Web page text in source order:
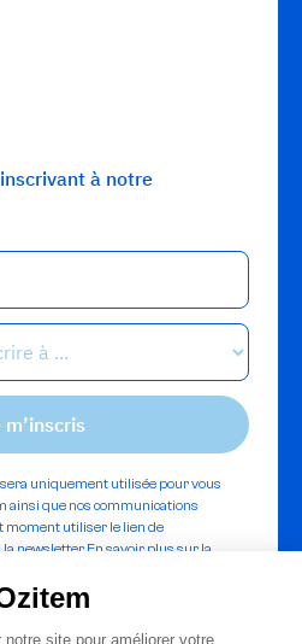
à notre
uniquement utilisée pour vous
ainsi que nos communications
moment utiliser le lien de
newsletter. En savoir plus sur la